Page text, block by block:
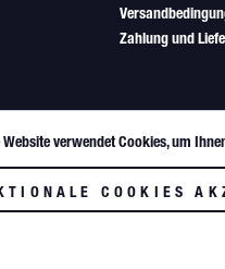
Zahlung und
Website verwendet Cookies, um
COOKIES